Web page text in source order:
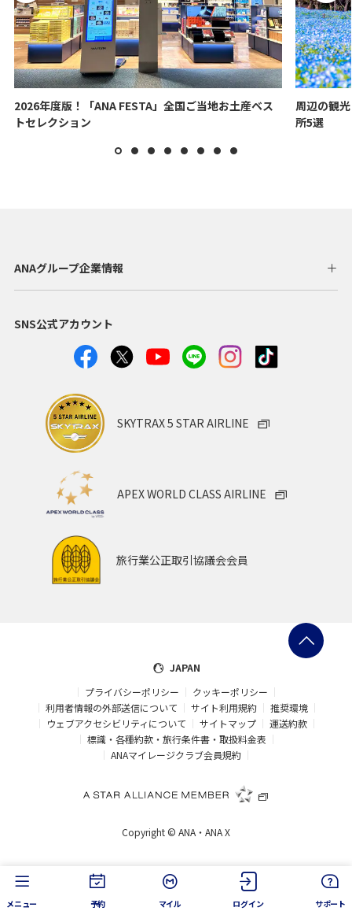
2026年度版！「ANA FESTA」全国ご当地お土産ベス
トセレクション
周辺の観
所5選
ANAグループ企業情報
SNS公式アカウント
SKYTRAX 5 STAR AIRLINE
APEX WORLD CLASS AIRLINE
旅行業公正取引協議会会員
JAPAN
プライバシーポリシー
クッキーポリシー
利用者情報の外部送信について
サイト利用規約
推奨環境
ウェブアクセシビリティについて
サイトマップ
運送約款
標識・各種約款・旅行条件書・取扱料金表
ANAマイレージクラブ会員規約
Copyright © ANA・ANA X
メニュー 予約 マイル ログイン サポート